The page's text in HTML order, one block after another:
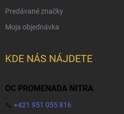
Predávané značky
Moja objednávka
KDE NÁS NÁJDETE
OC PROMENADA NITRA
📞 +421 951 055 816